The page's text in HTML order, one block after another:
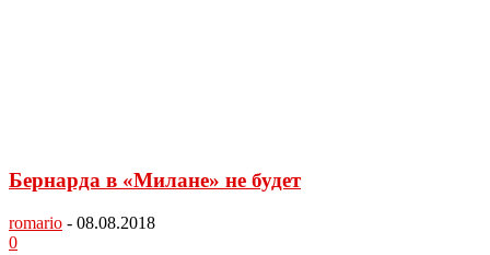
Бернарда в «Милане» не будет
romario - 08.08.2018
0